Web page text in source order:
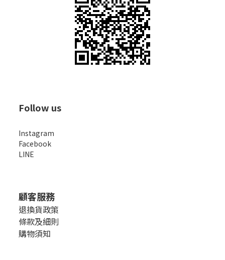
Follow us
Instagram
Facebook
LINE
顧客服務
退換貨政策
條款及細則
購物須知